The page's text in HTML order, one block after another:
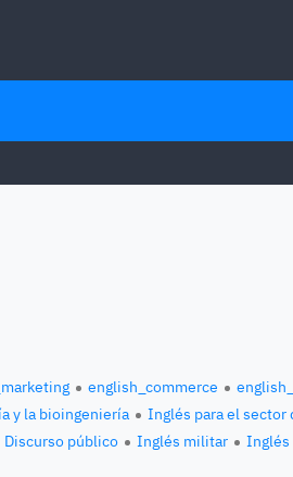
english_commerce
y la bioingeniería
Inglés para el sector
Discurso público Inglés militar Inglés